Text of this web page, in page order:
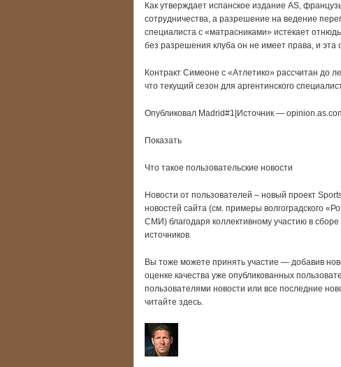
Как утверждает испанское издание AS,
сотрудничества, а разрешение на ведение
специалиста с «матрасниками» истекает
без разрешения клуба он не имеет права, и эта
Контракт Симеоне с «Атлетико» рассчитан до
что текущий сезон для аргентинского
Опубликовал Madrid#1|Источник —
Показать
Что такое пользовательские новости
Новости от пользователей – новый проект
новостей сайта (см. примеры волгоградского
СМИ) благодаря коллективному участию в
источников.
Вы тоже можете принять участие — добавив
оценке качества уже опубликованных
пользователями новости или все последние
читайте здесь.